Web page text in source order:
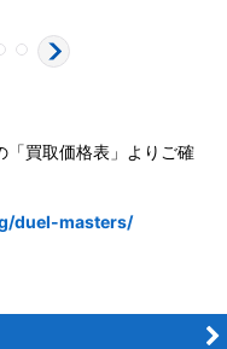
「買取価格表」よりご確
duel-masters/